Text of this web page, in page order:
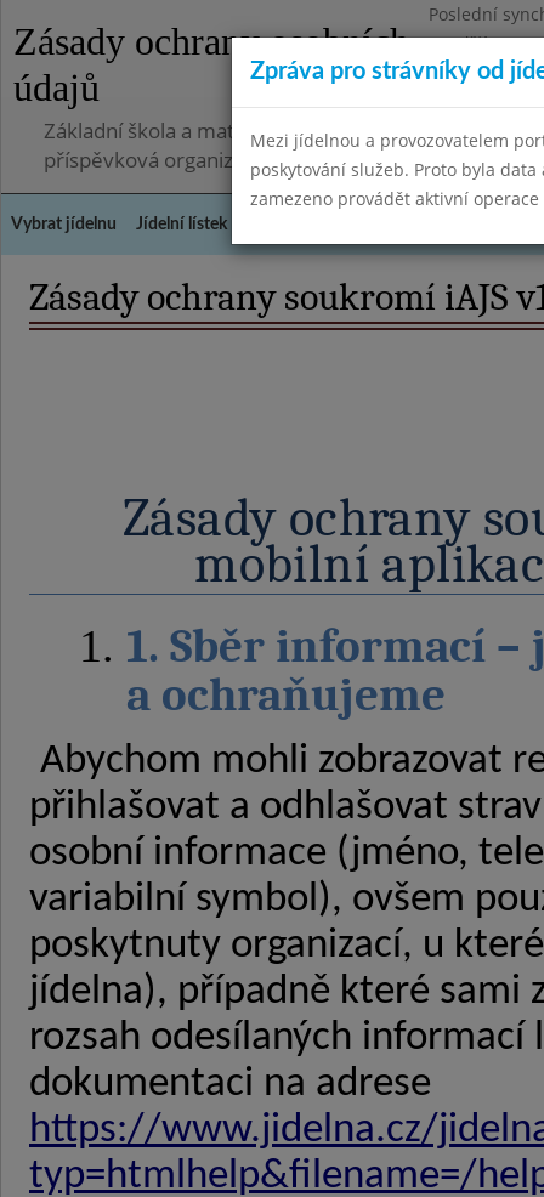
Zásady ochrany osobních
údajů
Poslední
Pondělí
Základní škola a mateřská škola, Pavlovice u
příspěvková organizace
Vybrat jídelnu Jídelní lístek
Zpráva pro strávníky od
Mezi jídelnou a provozovatelem
poskytování služeb. Proto byla
zamezeno provádět aktivní